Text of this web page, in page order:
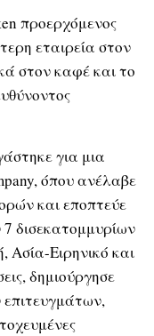
προερχόμενος
εταιρεία στον
στον καφέ και το
για μια
όπου ανέλαβε
και εποπτεύε
δισεκατομμυρίων
Ειρηνικό και
δημιούργησε
επιτευγμάτων,